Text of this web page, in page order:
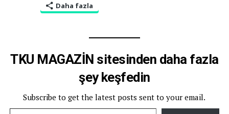
Daha fazla
TKU MAGAZİN sitesinden daha fazla
şey keşfedin
Subscribe to get the latest posts sent to your email.
E-postanızı yazın…